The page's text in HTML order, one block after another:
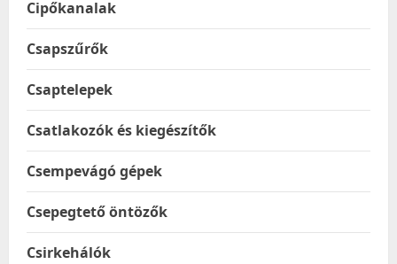
Cipőkanalak
Csapszűrők
Csaptelepek
Csatlakozók és kiegészítők
Csempevágó gépek
Csepegtető öntözők
Csirkehálók